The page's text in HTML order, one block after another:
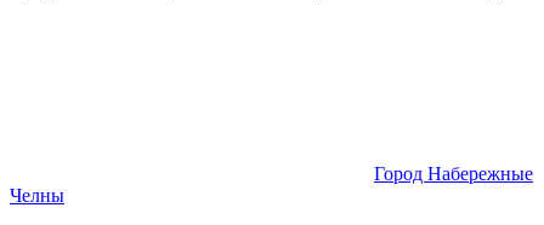
Город Набережные
Челны